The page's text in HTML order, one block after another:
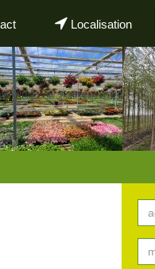
Localisation